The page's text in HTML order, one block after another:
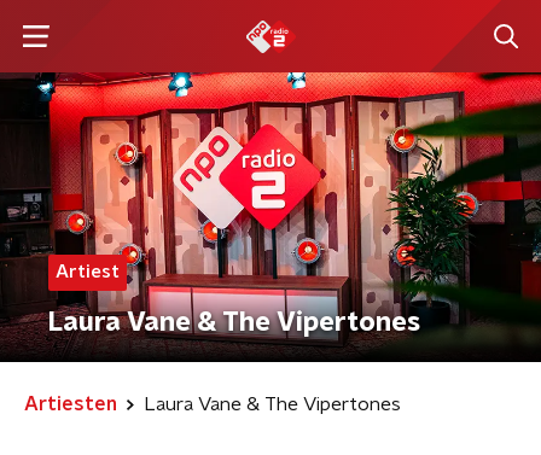
Artiest
Laura Vane & The Vipertones
Artiesten Laura Vane & The Vipertones